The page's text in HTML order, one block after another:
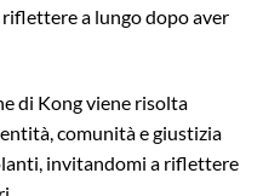
a lungo dopo aver
di Kong viene risolta
comunità e giustizia
invitandomi a riflettere